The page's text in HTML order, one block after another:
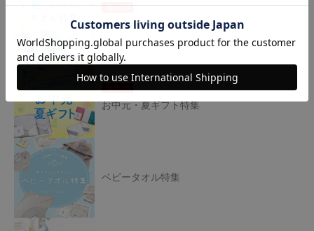
Special
夏におすすめのタオル特集
お中元・夏ギフト特集
ベビータオル特集